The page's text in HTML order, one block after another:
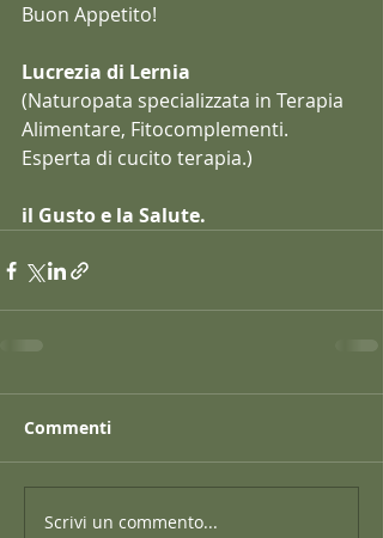
Buon Appetito!
Lucrezia di Lernia
(Naturopata specializzata in Terapia
Alimentare, Fitocomplementi.
Esperta di cucito terapia.)
il Gusto e la Salute.
Commenti
Scrivi un commento...